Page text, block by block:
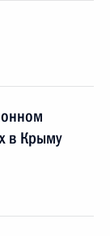
в Крыму